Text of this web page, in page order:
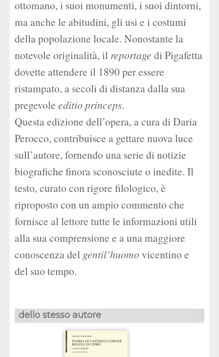
ottomano, i suoi monumenti, i suoi dintorni,
ma anche le abitudini, gli usi e i costumi
della popolazione locale. Nonostante la
notevole originalità, il reportage di Pigafetta
dovette attendere il 1890 per essere
ristampato, a secoli di distanza dalla sua
pregevole editio princeps.
Questa edizione dell’opera, a cura di Daria
Perocco, contribuisce a gettare nuova luce
sull’autore, fornendo una serie di notizie
biografiche finora sconosciute o inedite. Il
testo, curato con rigore filologico, è
riproposto con un ampio commento che
fornisce al lettore tutte le informazioni utili
alla sua comprensione e a una maggiore
conoscenza del gentil’huomo vicentino e
del suo tempo.
dello stesso autore